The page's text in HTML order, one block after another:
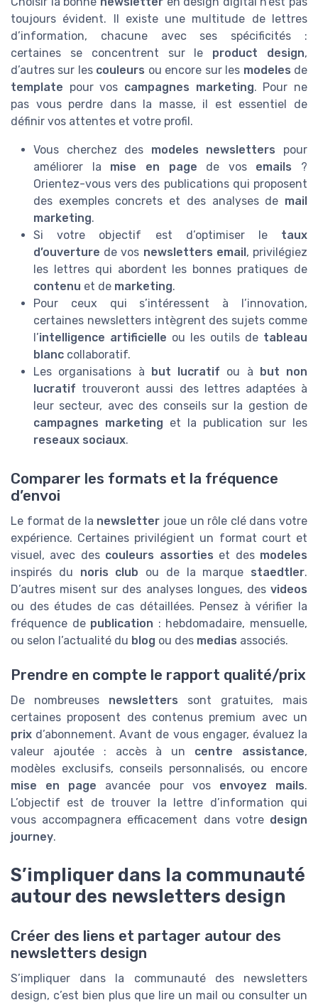
toujours évident. Il existe une multitude de lettres
d’information, chacune avec ses spécificités :
certaines se concentrent sur le product design,
d’autres sur les couleurs ou encore sur les modeles de
template pour vos campagnes marketing. Pour ne
pas vous perdre dans la masse, il est essentiel de
définir vos attentes et votre profil.
Vous cherchez des modeles newsletters pour
améliorer la mise en page de vos emails ?
Orientez-vous vers des publications qui proposent
des exemples concrets et des analyses de mail
marketing.
Si votre objectif est d’optimiser le taux
d’ouverture de vos newsletters email , privilégiez
les lettres qui abordent les bonnes pratiques de
contenu et de marketing.
Pour ceux qui s’intéressent à l’innovation,
certaines newsletters intègrent des sujets comme
l’intelligence artificielle ou les outils de tableau
blanc collaboratif.
Les organisations à
but lucratif ou à
but non
lucratif trouveront aussi des lettres adaptées à
leur secteur, avec des conseils sur la gestion de
campagnes marketing et la publication sur les
reseaux sociaux.
Comparer les formats et la fréquence
d’envoi
Le format de la newsletter joue un rôle clé dans votre
expérience. Certaines privilégient un format court et
visuel, avec des couleurs assorties et des modeles
inspirés du noris club ou de la marque staedtler.
D’autres misent sur des analyses longues, des videos
ou des études de cas détaillées. Pensez à vérifier la
fréquence de publication : hebdomadaire, mensuelle,
ou selon l’actualité du blog ou des medias associés.
Prendre en compte le rapport qualité/prix
De nombreuses newsletters sont gratuites, mais
certaines proposent des contenus premium avec un
prix d’abonnement. Avant de vous engager, évaluez la
valeur ajoutée : accès à un centre assistance,
modèles exclusifs, conseils personnalisés, ou encore
mise en page avancée pour vos envoyez mails.
L’objectif est de trouver la lettre d’information qui
vous accompagnera efficacement dans votre design
journey.
S’impliquer dans la communauté
autour des newsletters design
Créer des liens et partager autour des
newsletters design
S’impliquer dans la communauté des newsletters
design, c’est bien plus que lire un mail ou consulter un